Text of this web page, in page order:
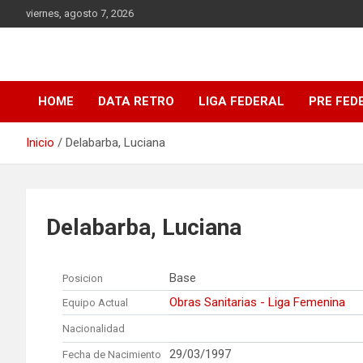
al
viernes, agosto 7, 2026
DATA Basquet
HOME DATA RETRO LIGA FEDERAL PRE
Inicio Delabarba, Luciana
Delabarba, Luciana
Posicion Base
Equipo Actual Obras Sanitarias - Liga Femenina
Nacionalidad
Fecha de Nacimiento 29/03/1997